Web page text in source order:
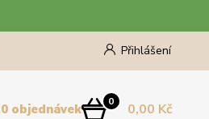
Přihlášení
0 0,00 Kč
objednávek